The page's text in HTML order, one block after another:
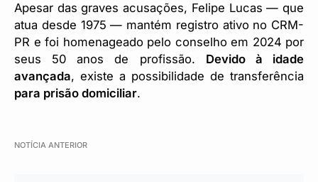
Apesar das graves acusações, Felipe Lucas — que
atua desde 1975 — mantém registro ativo no CRM-
PR e foi homenageado pelo conselho em 2024 por
seus 50 anos de profissão. Devido à idade
avançada, existe a possibilidade de transferência
para prisão domiciliar.
NOTÍCIA ANTERIOR